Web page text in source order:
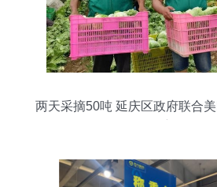
两天采摘50吨 延庆区政府联合